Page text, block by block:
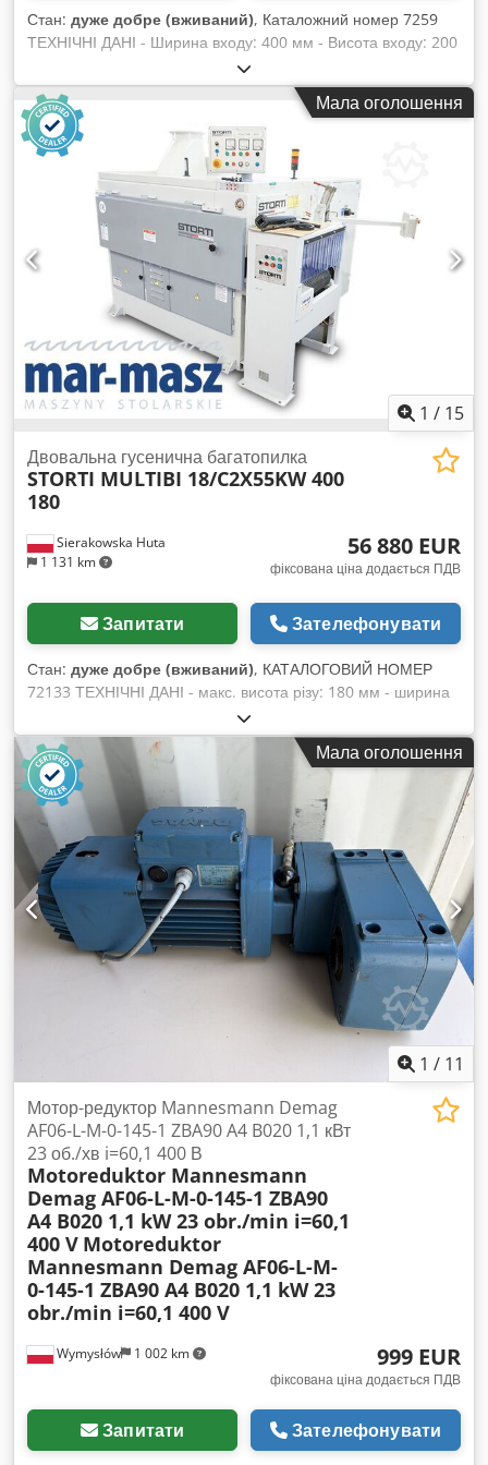
Стан: дуже добре (вживаний), Каталожний номер 7259
ТЕХНІЧНІ ДАНІ - Ширина входу: 400 мм - Висота входу: 200
мм - Ширина вала: 530 мм - Діаметр вала: 550 мм -
Довжина ножа: 530 мм - Кількість ножів: 2 шт. - Розміри
сита: 50x50 мм - 2 нижніх зубчастих тягових вали - Двигун
нижнього вала: 2,2 кВт - Верхній зубчастий тяговий вал -
Двигун верхнього вала: 2,2 кВт - Стрічковий подавач: 0,55
кВт - Довжина подаючої стрічки: 3000 мм - Ширина
подаючої стрічки: 410 мм Credpfxszrug Ts Amvsf -
Головний двигун: 45 кВт - Автоматичне реверсування -
Задній хід - Розміри машини (довж/шир/вис):
2900x1600x1600 мм - Розміри подавача (довж/шир/вис):
3070x720x670 мм - Вага: приблизно 3500 кг ПЕРЕВАГИ –
Виробництво Німеччини – Автоматичний реверс (з
можливістю регулювання) – Задній хід – Б/в подрібнювач, у
дуже доброму стані Нетто ціна: 85 900 PLN Нетто ціна: 20
450 EUR за курсом 4,2 EUR (Ціни можуть змінюватися при
значних коливаннях)
Мала оголошення
1 / 15
Sierakowska Huta
1 131 km
Двовальна гусенична багатопилка
STORTI MULTIBI 18/C2X55KW 400
180
56 880 EUR
фіксована ціна додається ПДВ
Запитати Зателефонувати
Стан: дуже добре (вживаний), КАТАЛОГОВИЙ НОМЕР
72133 ТЕХНІЧНІ ДАНІ - макс. висота різу: 180 мм - ширина
гусениці: 400 мм - ширина вала: 370 мм - діаметр вала: 60
мм - макс. діаметр диска: 300 мм - діаметр отвору диска: 80
мм - мін. довжина елемента: 630 мм - макс. ширина
елемента: 600 мм зверху: - пневматичний притиск -
храповики - притискний вал, металевий, 2 шт. - храповики -
вал з пилами - притискний вал, гладкий - храповики -
притискний вал, гладкий знизу: - металевий вал, тяговий,
зубчастий, 2 шт. - храповики - гусениця - вал з пилами -
гусениця - плавне регулювання швидкості подачі на
частотному перетворювачі - головні двигуни 2x55 кВт -
двигун подачі 4 кВт - гідравлічне підняття корпусу вгору/
вниз - гідравлічне регулювання валів з пилами - двигун
насоса 0,37 кВт - центральне змащення - діаметр
витяжного патрубка: 1x300 мм, 1x380 мм - розміри (Д/Ш/В):
3200x2350x2000 мм - вага близько 5500 кг Codezrmn Aopfx
Amverf ПЕРЕВАГИ – італійського виробництва – двовальний
– вживана багатопильна, у дуже гарному стані Ціна без
ПДВ: 238 900 PLN Ціна без ПДВ: 56 880 EUR Ціна без ПДВ
розрахована за курсом 4,2 PLN/EUR (при значних
коливаннях курсу ціна може змінюватися)
Мала оголошення
1 / 11
Wymysłów 1 002 km
Мотор-редуктор Mannesmann Demag
AF06-L-M-0-145-1 ZBA90 A4 B020 1,1 кВт
23 об./хв i=60,1 400 В
Motoreduktor Mannesmann
Demag AF06-L-M-0-145-1 ZBA90
A4 B020 1,1 kW 23 obr./min i=60,1
400 V Motoreduktor
Mannesmann Demag AF06-L-M-
0-145-1 ZBA90 A4 B020 1,1 kW 23
obr./min i=60,1 400 V
999 EUR
фіксована ціна додається ПДВ
Запитати Зателефонувати